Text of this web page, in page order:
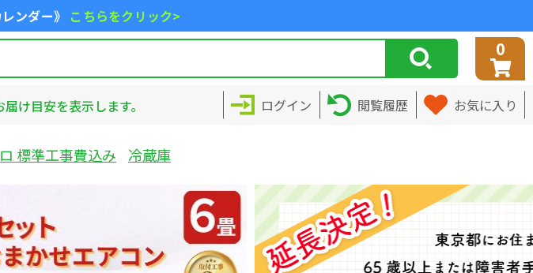
ンダー》 こちらをクリック>
0
け目安を表示します。 ログイン 閲覧履歴 お気に入り
標準工事費込み 冷蔵庫